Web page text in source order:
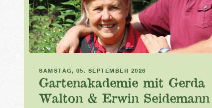
SAMSTAG, 05. SEPTEMBER 2026
Gartenakademie mit Gerda
Walton & Erwin Seidemann